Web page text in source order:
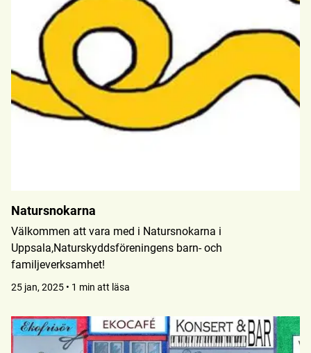
Natursnokarna
Välkommen att vara med i Natursnokarna i
Uppsala,Naturskyddsföreningens barn- och
familjeverksamhet!
25 jan, 2025 • 1 min att läsa